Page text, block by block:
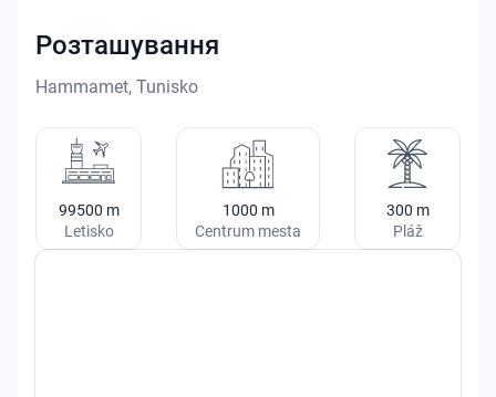
Розташування
Hammamet, Tunisko
99500 m
Letisko
1000 m
Centrum mesta
300 m
Pláž